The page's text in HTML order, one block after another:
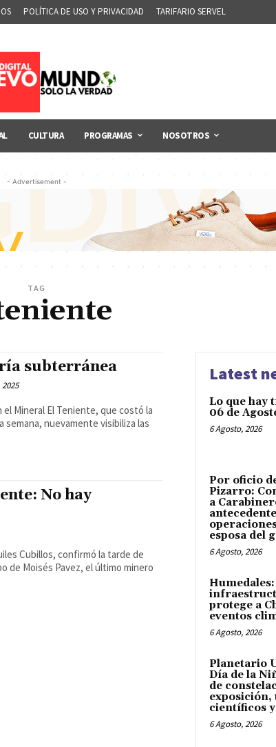
POLÍTICA DE USO Y PRIVACIDAD TARIFARIO SERVEL
CULTURA PROGRAMAS NOSOTROS
- Advertisement -
TAG
subterránea
Mineral El Teniente, que costó la
semana, nuevamente visibiliza las
No hay
Cubillos, confirmó la tarde de
de Moisés Pavez, el último minero
Latest
Lo que hay
06 de
6 Agosto, 2026
Por oficio
Pizarro:
a
esposa del
6 Agosto, 2026
protege a
eventos
6 Agosto, 2026
Planetario
Día de la
de
exposición,
científicos
6 Agosto, 2026